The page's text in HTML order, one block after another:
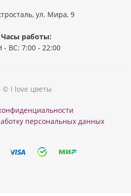
ул. Мира, 9
Часы работы:
- ВС: 7:00 - 22:00
© I love цветы
персональных данных